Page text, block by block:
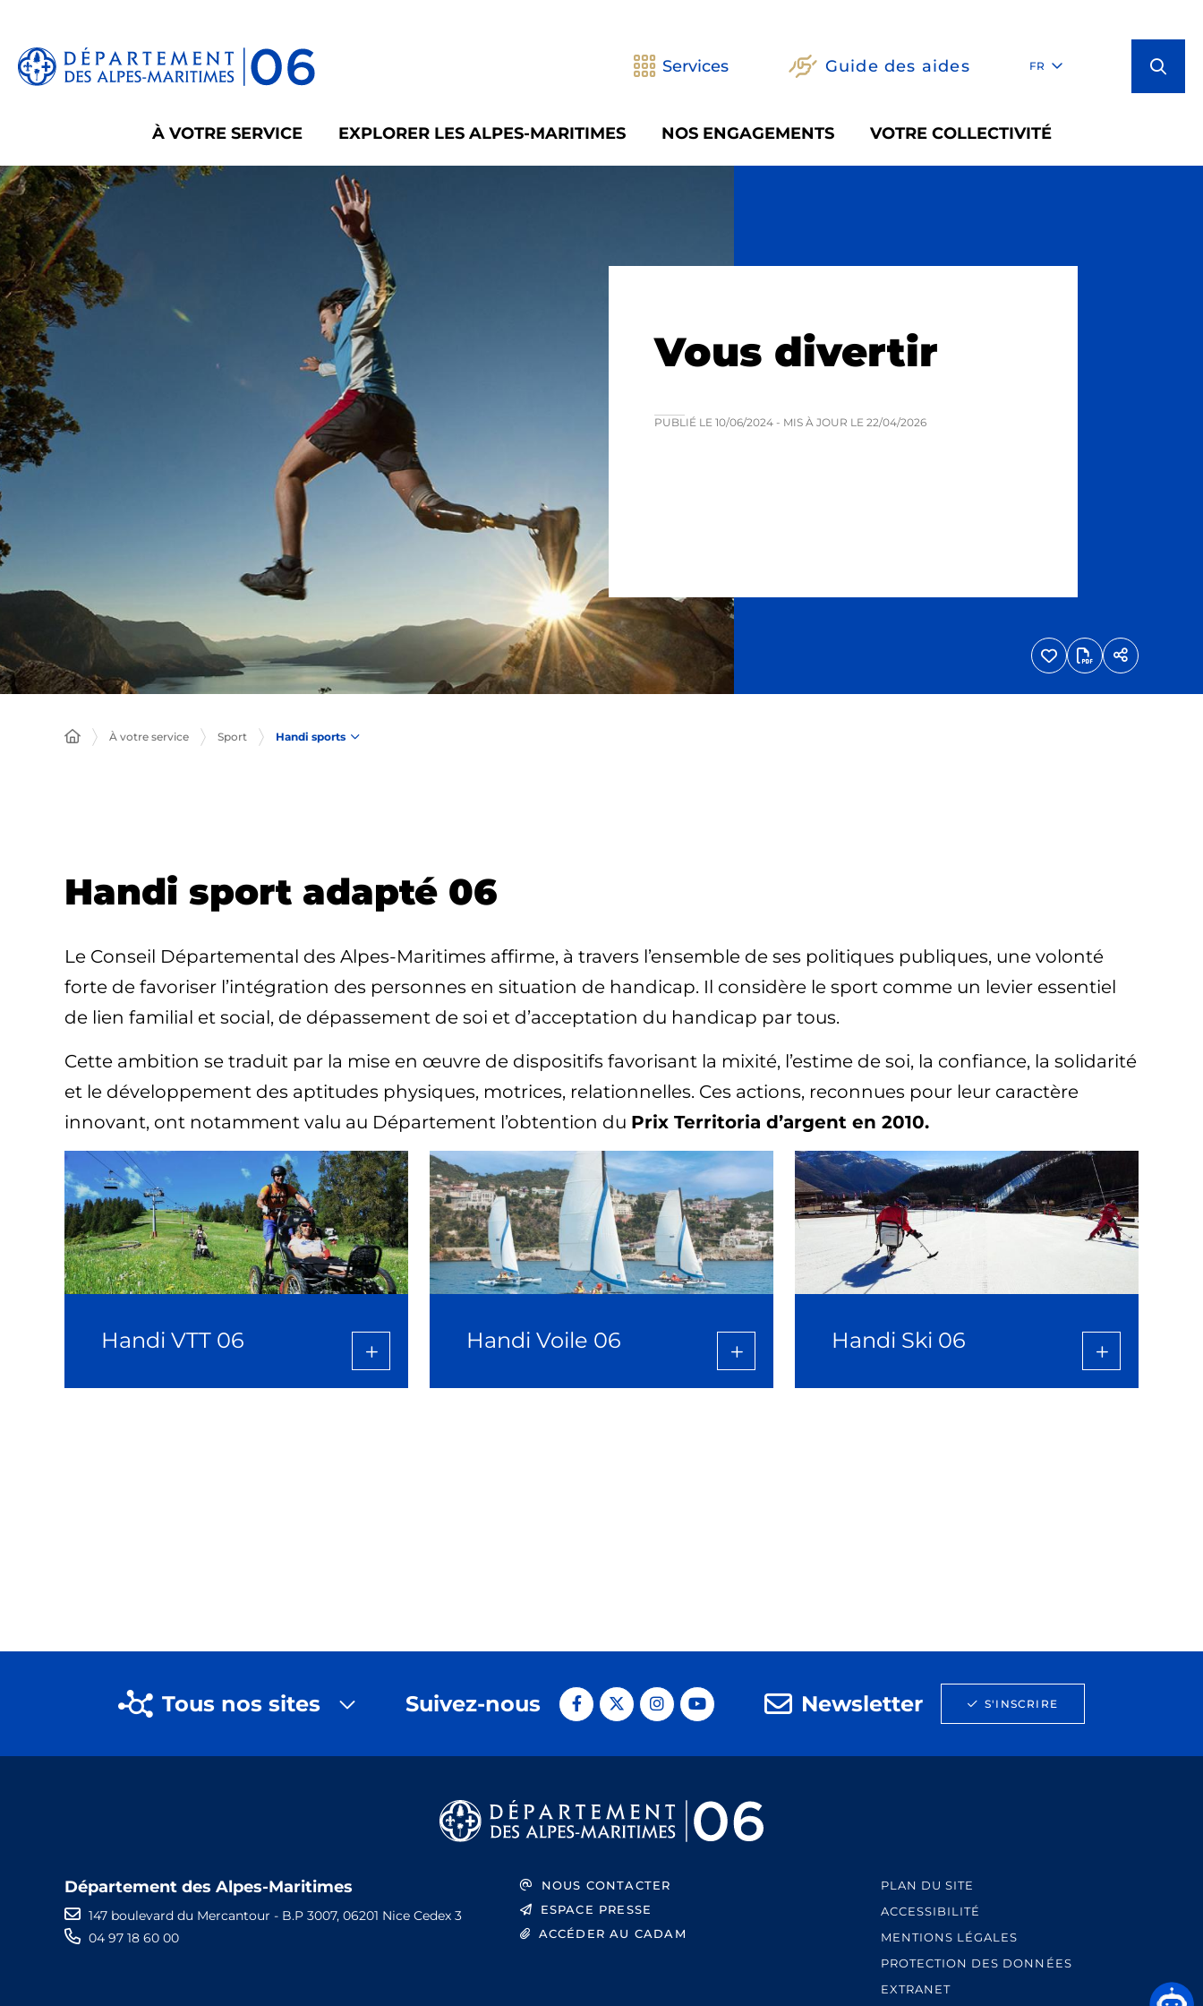
Services Guide des aides FR
À VOTRE SERVICE EXPLORER LES ALPES-MARITIMES NOS ENGAGEMENTS VOTRE COLLECTIVITÉ
Vous divertir
PUBLIÉ LE 10/06/2024 - MIS À JOUR LE 22/04/2026
À votre service Sport Handi sports
Handi sport adapté 06
Le Conseil Départemental des Alpes-Maritimes affirme, à travers l’ensemble de ses politiques publiques, une volonté
forte de favoriser l’intégration des personnes en situation de handicap. Il considère le sport comme un levier essentiel
de lien familial et social, de dépassement de soi et d’acceptation du handicap par tous.
Cette ambition se traduit par la mise en œuvre de dispositifs favorisant la mixité, l’estime de soi, la confiance, la solidarité
et le développement des aptitudes physiques, motrices, relationnelles. Ces actions, reconnues pour leur caractère
innovant, ont notamment valu au Département l’obtention du Prix Territoria d’argent en 2010.
Handi VTT 06 Handi Voile 06 Handi Ski 06
Tous nos sites Suivez-nous Newsletter S'INSCRIRE
Département des Alpes-Maritimes
147 boulevard du Mercantour - B.P 3007, 06201 Nice Cedex 3
04 97 18 60 00
NOUS CONTACTER
ESPACE PRESSE
ACCÉDER AU CADAM
PLAN DU SITE
ACCESSIBILITÉ
MENTIONS LÉGALES
PROTECTION DES DONNÉES
EXTRANET